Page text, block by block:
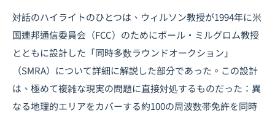
対話のハイライトのひとつは、ウィルソン教授が1994年に米
国連邦通信委員会（FCC）のためにポール・ミルグロム教授
とともに設計した「同時多数ラウンドオークション」
（SMRA）について詳細に解説した部分であった。この設計
は、極めて複雑な現実の問題に直接対処するものだった：異
なる地理的エリアをカバーする約100の周波数帯免許を同時